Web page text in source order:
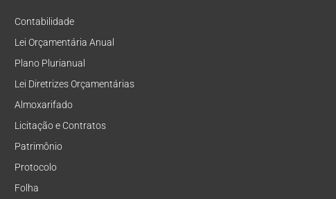
Contabilidade
Lei Orçamentária Anual
Plano Plurianual
Lei Diretrizes Orçamentárias
Almoxarifado
Licitação e Contratos
Patrimônio
Protocolo
Folha